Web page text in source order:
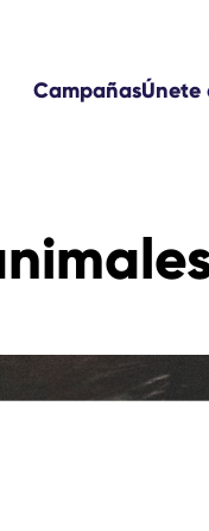
CampañasÚnete